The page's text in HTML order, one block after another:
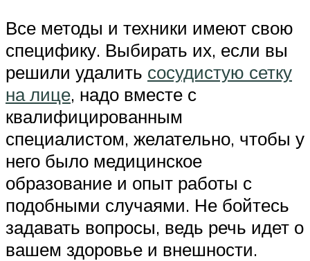
Все методы и техники имеют свою
специфику. Выбирать их, если вы
решили удалить сосудистую сетку
на лице, надо вместе с
квалифицированным
специалистом, желательно, чтобы у
него было медицинское
образование и опыт работы с
подобными случаями. Не бойтесь
задавать вопросы, ведь речь идет о
вашем здоровье и внешности.